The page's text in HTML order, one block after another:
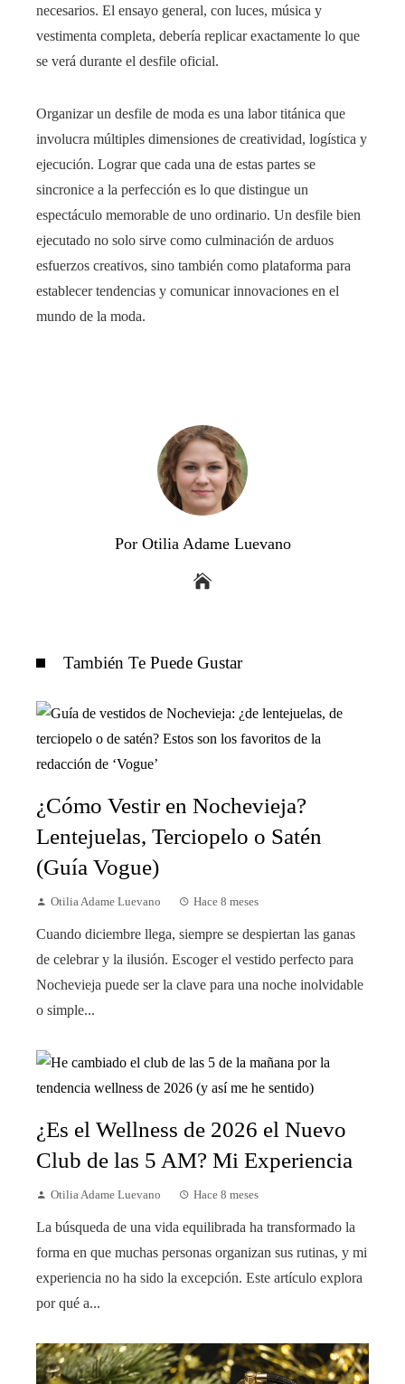
necesarios. El ensayo general, con luces, música y
vestimenta completa, debería replicar exactamente lo que
se verá durante el desfile oficial.
Organizar un desfile de moda es una labor titánica que
involucra múltiples dimensiones de creatividad, logística y
ejecución. Lograr que cada una de estas partes se
sincronice a la perfección es lo que distingue un
espectáculo memorable de uno ordinario. Un desfile bien
ejecutado no solo sirve como culminación de arduos
esfuerzos creativos, sino también como plataforma para
establecer tendencias y comunicar innovaciones en el
mundo de la moda.
Por Otilia Adame Luevano
También Te Puede Gustar
¿Cómo Vestir en Nochevieja?
Lentejuelas, Terciopelo o Satén
(Guía Vogue)
Otilia Adame Luevano Hace 8 meses
Cuando diciembre llega, siempre se despiertan las ganas
de celebrar y la ilusión. Escoger el vestido perfecto para
Nochevieja puede ser la clave para una noche inolvidable
o simple...
¿Es el Wellness de 2026 el Nuevo
Club de las 5 AM? Mi Experiencia
Otilia Adame Luevano Hace 8 meses
La búsqueda de una vida equilibrada ha transformado la
forma en que muchas personas organizan sus rutinas, y mi
experiencia no ha sido la excepción. Este artículo explora
por qué a...